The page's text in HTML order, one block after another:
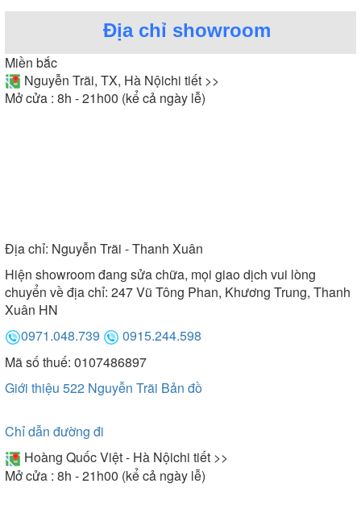
Địa chỉ showroom
Miền bắc
Nguyễn Trãi, TX, Hà Nộichi tiết >>
Mở cửa : 8h - 21h00 (kể cả ngày lễ)
Địa chỉ: Nguyễn Trãi - Thanh Xuân
Hiện showroom đang sửa chữa, mọi giao dịch vui lòng
chuyển về địa chỉ: 247 Vũ Tông Phan, Khương Trung, Thanh
Xuân HN
0971.048.739
0915.244.598
Mã số thuế: 0107486897
Giới thiệu 522 Nguyễn Trãi Bản đồ
Chỉ dẫn đường đi
Hoàng Quốc Việt - Hà Nộichi tiết >>
Mở cửa : 8h - 21h00 (kể cả ngày lễ)